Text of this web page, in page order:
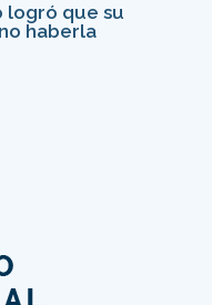
logró que su
haberla